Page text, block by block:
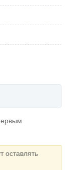
оставлять